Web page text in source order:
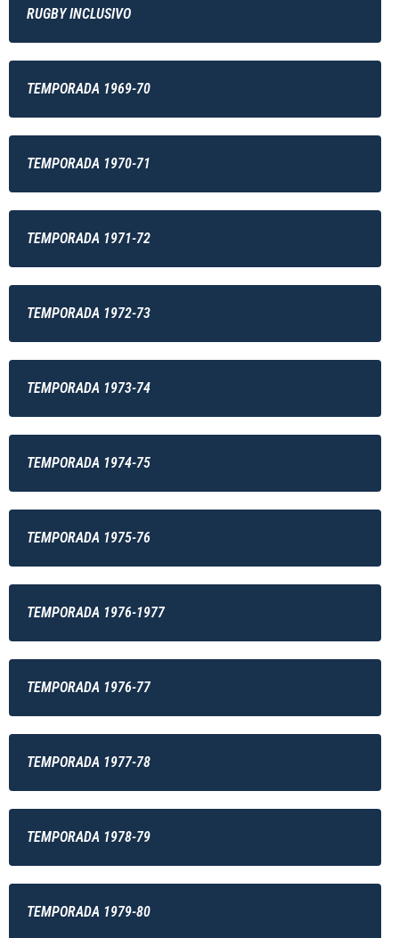
RUGBY INCLUSIVO
TEMPORADA 1969-70
TEMPORADA 1970-71
TEMPORADA 1971-72
TEMPORADA 1972-73
TEMPORADA 1973-74
TEMPORADA 1974-75
TEMPORADA 1975-76
TEMPORADA 1976-1977
TEMPORADA 1976-77
TEMPORADA 1977-78
TEMPORADA 1978-79
TEMPORADA 1979-80